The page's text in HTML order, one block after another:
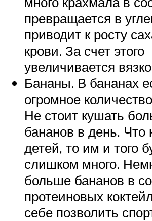
превращается в
приводит к росту
крови. За счет этого
увеличивается
Бананы. В бананах
огромное
Не стоит кушать
бананов в день. Что
детей, то им и того
слишком много.
больше бананов в
протеиновых
себе позволить